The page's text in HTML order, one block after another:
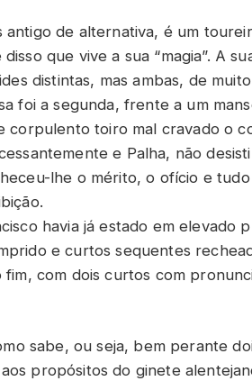
antigo de alternativa, é um
que vive a sua “magia”. A
distintas, mas ambas, de
foi a segunda, frente a um
corpulento toiro mal cravado o
e Palha, não
lhe o mérito, o ofício e
havia já estado em elevado
e curtos sequentes
com dois curtos com
sabe, ou seja, bem perante
propósitos do ginete